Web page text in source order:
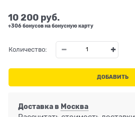
10 200 руб.
+306 бонусов на бонусную карту
Количество:
ДОБАВИТЬ
Доставка в Москва